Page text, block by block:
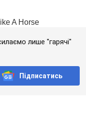
лише "гарячі"
Підписатись